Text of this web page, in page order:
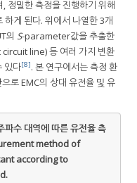
정밀한 측정을 진행하기 위해
하게 된다. 위에서 나열한 3개
의 S-parameter값을 추출한
line) 등 여러 가지 변환
있다[8]. 본 연구에서는 측정 환
로 EMC의 상대 유전율 및 유
파수 대역에 따른 유전율 측
method of
according to